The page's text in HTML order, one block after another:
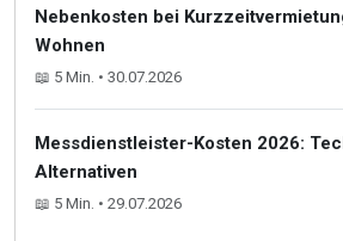
Nebenkosten bei
Wohnen
📖 5 Min. • 30.07.2026
Messdienstleister-Kosten 2026:
Alternativen
📖 5 Min. • 29.07.2026